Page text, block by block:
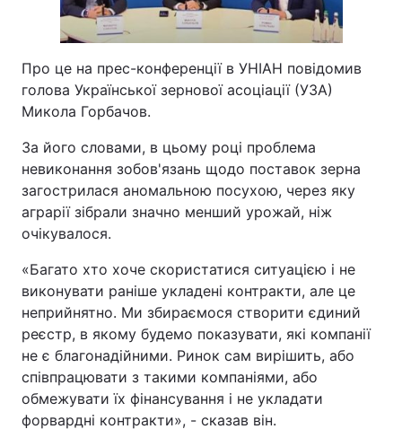
Про це на прес-конференції в УНІАН повідомив
голова Української зернової асоціації (УЗА)
Микола Горбачов.
За його словами, в цьому році проблема
невиконання зобов'язань щодо поставок зерна
загострилася аномальною посухою, через яку
аграрії зібрали значно менший урожай, ніж
очікувалося.
«Багато хто хоче скористатися ситуацією і не
виконувати раніше укладені контракти, але це
неприйнятно. Ми збираємося створити єдиний
реєстр, в якому будемо показувати, які компанії
не є благонадійними. Ринок сам вирішить, або
співпрацювати з такими компаніями, або
обмежувати їх фінансування і не укладати
форвардні контракти», - сказав він.